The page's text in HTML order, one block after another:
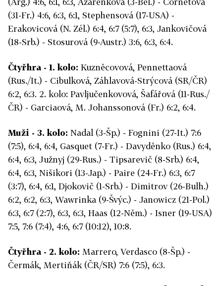
(31-Fr.) 4:6, 6:3, 6:1, Stephensová (17-USA) -
Erakovicová (N. Zél.) 6:4, 6:7 (5:7), 6:3, Jankovičová
(18-Srb.) - Stosurová (9-Austr.) 3:6, 6:3, 6:4.
Čtyřhra - 1. kolo: Kuzněcovová, Pennettaová
(Rus./It.) - Cibulková, Záhlavová-Strýcová (SR/ČR)
6:2, 6:3. 2. kolo: Pavljučenkovová, Šafářová (11-Rus./
ČR) - Garciaová, M. Johanssonová (Fr.) 6:2, 6:4.
Muži - 3. kolo: Nadal (3-Šp.) - Fognini (27-It.) 7:6
(7:5), 6:4, 6:4, Gasquet (7-Fr.) - Davyděnko (Rus.) 6:4,
6:4, 6:3, Južnyj (29-Rus.) - Tipsarevič (8-Srb.) 6:4,
6:4, 6:3, Nišikori (13-Jap.) - Paire (24-Fr.) 6:3, 6:7
(3:7), 6:4, 6:1, Djokovič (1-Srb.) - Dimitrov (26-Bulh.)
6:2, 6:2, 6:3, Wawrinka (9-Švýc.) - Janowicz (21-Pol.)
6:3, 6:7 (2:7), 6:3, 6:3, Haas (12-Něm.) - Isner (19-USA)
7:5, 7:6 (7:4), 4:6, 6:7 (10:12), 10:8.
Čtyřhra - 2. kolo: Marrero, Verdasco (8-Šp.) -
Čermák, Mertiňák (ČR/SR) 7:6 (7:5), 6:3.